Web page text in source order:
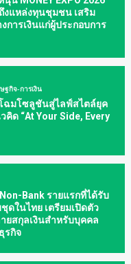
งแหล่งทุนชุมชน เสริม
การเงินแก่ผู้ประกอบการ
ษฐกิจ-การเงิน
ฉมโซลูชันสู่ไลฟ์สไตล์ยุค
คิด “At Your Side, Every
Bank รายแรกที่ได้รับ
ดในไทย เตรียมเปิดตัว
ยสกุลเงินสำหรับบุคคล
รกิจ